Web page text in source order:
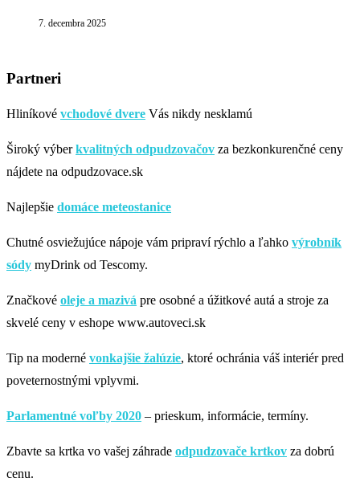
7. decembra 2025
Partneri
Hliníkové vchodové dvere Vás nikdy nesklamú
Široký výberkvalitných odpudzovačov za bezkonkurenčné ceny
nájdete na odpudzovace.sk
Najlepšie domáce meteostanice
Chutné osviežujúce nápoje vám pripraví rýchlo a ľahko výrobník
sódy myDrink od Tescomy.
Značkové oleje a mazivá pre osobné a úžitkové autá a stroje za
skvelé ceny v eshope www.autoveci.sk
Tip na moderné vonkajšie žalúzie, ktoré ochránia váš interiér pred
poveternostnými vplyvmi.
Parlamentné voľby 2020 – prieskum, informácie, termíny.
Zbavte sa krtka vo vašej záhrade odpudzovače krtkov za dobrú
cenu.